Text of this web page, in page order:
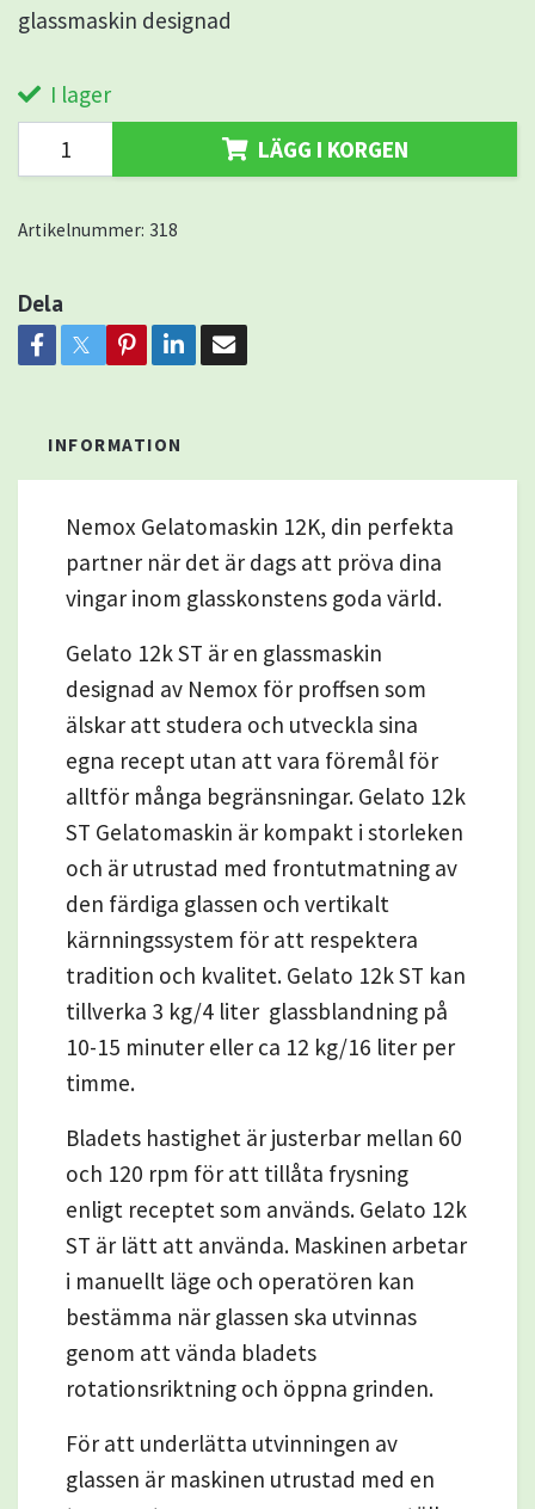
glassmaskin designad
I lager
LÄGG I KORGEN
Artikelnummer: 318
Dela
INFORMATION
Nemox Gelatomaskin 12K, din perfekta
partner när det är dags att pröva dina
vingar inom glasskonstens goda värld.
Gelato 12k ST är en glassmaskin
designad av Nemox för proffsen som
älskar att studera och utveckla sina
egna recept utan att vara föremål för
alltför många begränsningar. Gelato 12k
ST Gelatomaskin är kompakt i storleken
och är utrustad med frontutmatning av
den färdiga glassen och vertikalt
kärnningssystem för att respektera
tradition och kvalitet. Gelato 12k ST kan
tillverka 3 kg/4 liter glassblandning på
10-15 minuter eller ca 12 kg/16 liter per
timme.
Bladets hastighet är justerbar mellan 60
och 120 rpm för att tillåta frysning
enligt receptet som används. Gelato 12k
ST är lätt att använda. Maskinen arbetar
i manuellt läge och operatören kan
bestämma när glassen ska utvinnas
genom att vända bladets
rotationsriktning och öppna grinden.
För att underlätta utvinningen av
glassen är maskinen utrustad med en